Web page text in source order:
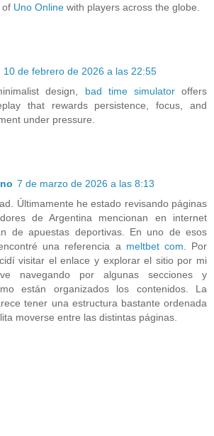
of Uno Online with players across the globe.
10 de febrero de 2026 a las 22:55
design, bad time simulatoroffers
that rewards persistence, focus, and
under pressure.
7 de marzo de 2026 a las 8:13
Últimamente he estado revisando páginas
de Argentina mencionan en internet
de apuestas deportivas. En uno de esos
una referencia a meltbet com . Por
visitar el enlace y explorar el sitio por mi
navegando por algunas secciones y
están organizados los contenidos. La
tener una estructura bastante ordenada
moverse entre las distintas páginas.